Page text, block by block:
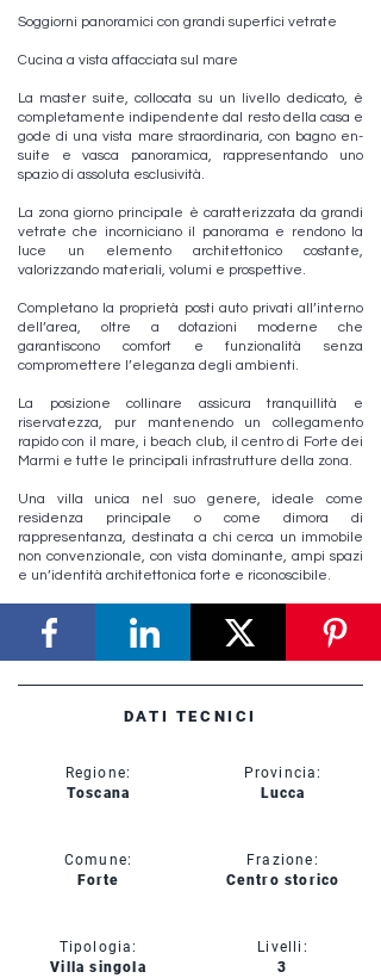
Soggiorni panoramici con grandi superfici vetrate
Cucina a vista affacciata sul mare
La master suite, collocata su un livello dedicato, è
completamente indipendente dal resto della casa e
gode di una vista mare straordinaria, con bagno en-
suite e vasca panoramica, rappresentando uno
spazio di assoluta esclusività.
La zona giorno principale è caratterizzata da grandi
vetrate che incorniciano il panorama e rendono la
luce un elemento architettonico costante,
valorizzando materiali, volumi e prospettive.
Completano la proprietà posti auto privati all’interno
dell’area, oltre a dotazioni moderne che
garantiscono comfort e funzionalità senza
compromettere l’eleganza degli ambienti.
La posizione collinare assicura tranquillità e
riservatezza, pur mantenendo un collegamento
rapido con il mare, i beach club, il centro di Forte dei
Marmi e tutte le principali infrastrutture della zona.
Una villa unica nel suo genere, ideale come
residenza principale o come dimora di
rappresentanza, destinata a chi cerca un immobile
non convenzionale, con vista dominante, ampi spazi
e un’identità architettonica forte e riconoscibile.
DATI TECNICI
Regione:
Toscana
Comune:
Forte
Tipologia:
Villa singola
Provincia:
Lucca
Frazione:
Centro storico
Livelli:
3